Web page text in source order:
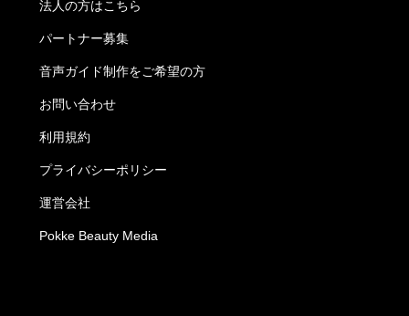
法人の方はこちら
パートナー募集
音声ガイド制作をご希望の方
お問い合わせ
利用規約
プライバシーポリシー
運営会社
Pokke Beauty Media